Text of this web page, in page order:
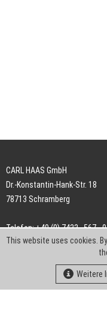
CARL HAAS GmbH
Dr.-Konstantin-Hank-Str. 18
78713 Schramberg
Telefon: +49 (0) 7422 . 567 - 0
Telefax: +49 (0) 7422 . 567 -
info-ch@kern-
This website uses cookies.
Weitere